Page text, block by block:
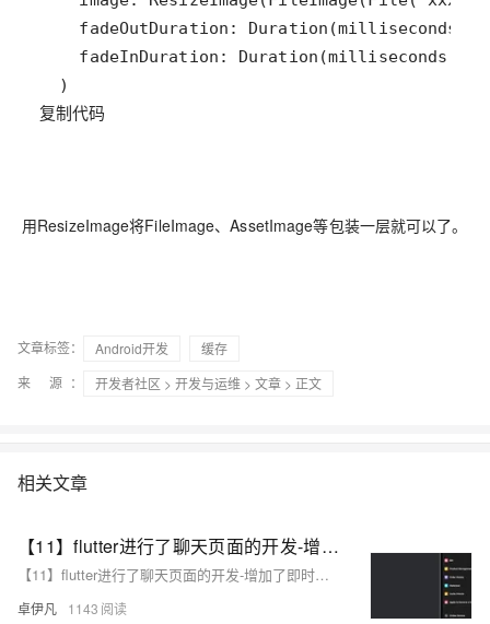
复制代码
用ResizeImage将FileImage、AssetImage等包装一层就可以了。
文章标签： Android开发
缓存
来 源：
开发者社区 > 开发与运维 > 文章 > 正文
相关文章
【11】flutter进行了聊天页面的开发-增加了即时通讯聊天的整体页面和组件-切换-朋友-陌生人-vip开通详细页面-即时通讯sdk准备-直播sdk准备-即时通讯有无UI集成的区别介绍-开发完整的社交APP-前端客户端开发+数据联调|以优雅草商业项目为例做开发-flutter开发-全流程-商业应用级实战开发-优雅草Alex
【11】flutter进行了聊天页面的开发-增加了即时通讯聊天的整体页面和组件-切换-朋友-陌生人-vip开通详细页面-即时通讯sdk准备-直播sdk准备-即时通讯有无UI集成的区别介绍-开发完整的社交APP-前端客户端开发+数据联调|以优雅草商业项目为例做开发-flutter开发-全流程-商业应用级实战开发-优雅草Alex
卓伊凡 1143